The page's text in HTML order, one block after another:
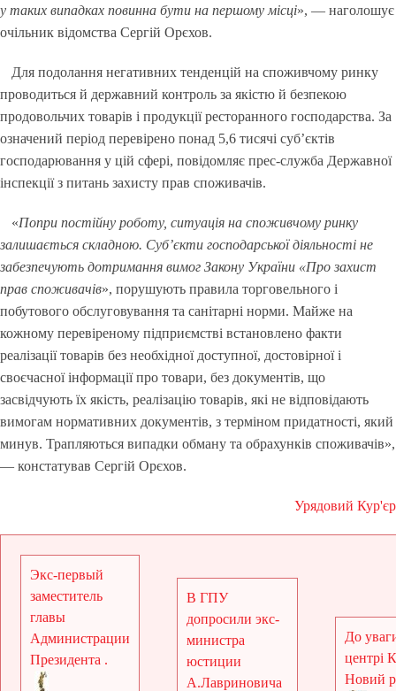
у таких випадках повинна бути на першому місці», — наголошує
очільник відомства Сергій Орєхов.
Для подолання негативних тенденцій на споживчому ринку
проводиться й державний контроль за якістю й безпекою
продовольчих товарів і продукції ресторанного господарства. За
означений період перевірено понад 5,6 тисячі суб’єктів
господарювання у цій сфері, повідомляє прес-служба Державної
інспекції з питань захисту прав споживачів.
«Попри постійну роботу, ситуація на споживчому ринку
залишається складною. Суб’єкти господарської діяльності не
забезпечують дотримання вимог Закону України «Про захист
прав споживачів», порушують правила торговельного і
побутового обслуговування та санітарні норми. Майже на
кожному перевіреному підприємстві встановлено факти
реалізації товарів без необхідної доступної, достовірної і
своєчасної інформації про товари, без документів, що
засвідчують їх якість, реалізацію товарів, які не відповідають
вимогам нормативних документів, з терміном придатності, який
минув. Трапляються випадки обману та обрахунків споживачів»,
— констатував Сергій Орєхов.
Урядовий Кур'єр
Экс-первый
заместитель
главы
Администрации
Президента .
В ГПУ
допросили экс-
министра
юстиции
А.Лавриновича
До
центрі
Новий